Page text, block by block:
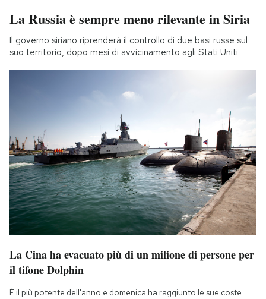
La Russia è sempre meno rilevante in Siria
Il governo siriano riprenderà il controllo di due basi russe sul
suo territorio, dopo mesi di avvicinamento agli Stati Uniti
La Cina ha evacuato più di un milione di persone per
il tifone Dolphin
È il più potente dell'anno e domenica ha raggiunto le sue coste